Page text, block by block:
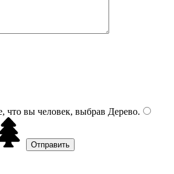
что вы человек, выбрав Дерево.